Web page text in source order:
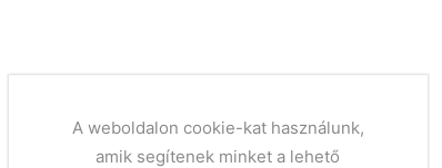
A weboldalon cookie-kat használunk,
amik segítenek minket a lehető